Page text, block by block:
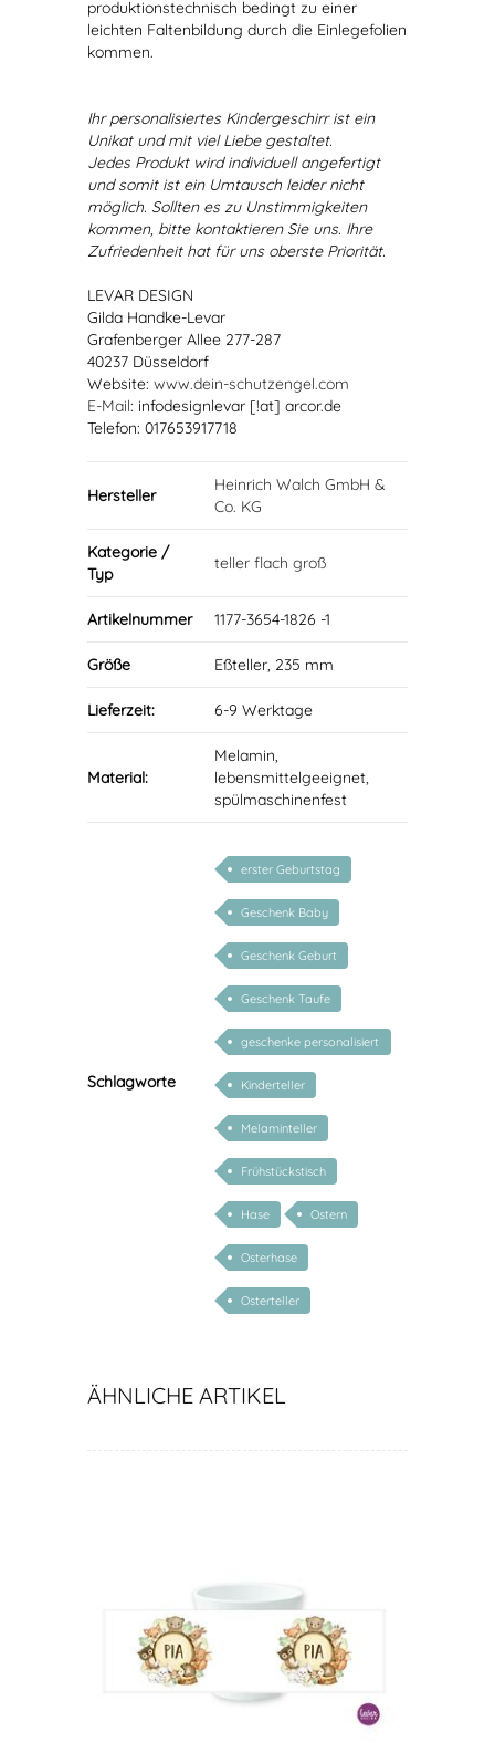
produktionstechnisch bedingt zu einer
leichten Faltenbildung durch die Einlegefolien
kommen.
Ihr personalisiertes Kindergeschirr ist ein
Unikat und mit viel Liebe gestaltet.
Jedes Produkt wird individuell angefertigt
und somit ist ein Umtausch leider nicht
möglich. Sollten es zu Unstimmigkeiten
kommen, bitte kontaktieren Sie uns. Ihre
Zufriedenheit hat für uns oberste Priorität.
LEVAR DESIGN
Gilda Handke-Levar
Grafenberger Allee 277-287
40237 Düsseldorf
Website: www.dein-schutzengel.com
E-Mail: infodesignlevar [!at] arcor.de
Telefon: 017653917718
Hersteller
Heinrich Walch GmbH &
Co. KG
Kategorie /
Typ
teller flach groß
Artikelnummer 1177-3654-1826 -1
Größe Eßteller, 235 mm
Lieferzeit: 6-9 Werktage
Material:
Melamin,
lebensmittelgeeignet,
spülmaschinenfest
Schlagworte
erster Geburtstag
Geschenk Baby
Geschenk Geburt
Geschenk Taufe
geschenke personalisiert
kinder
Kinderteller
Melaminteller
Frühstückstisch
Hase Ostern
Osterhase
Osterteller
ÄHNLICHE ARTIKEL